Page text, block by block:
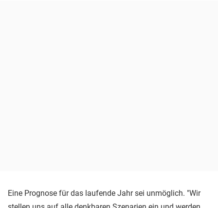
Eine Prognose für das laufende Jahr sei unmöglich. "Wir